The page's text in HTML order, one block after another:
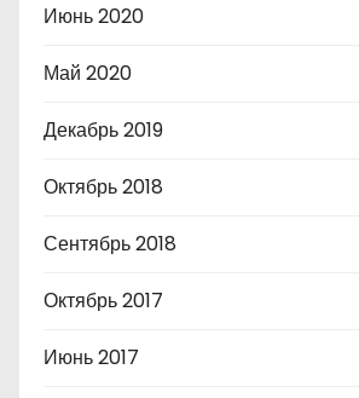
Июнь 2020
Май 2020
Декабрь 2019
Октябрь 2018
Сентябрь 2018
Октябрь 2017
Июнь 2017